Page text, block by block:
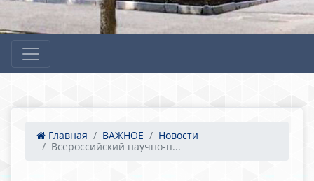
Главная ВАЖНОЕ
Новости
Всероссийский научно-п...